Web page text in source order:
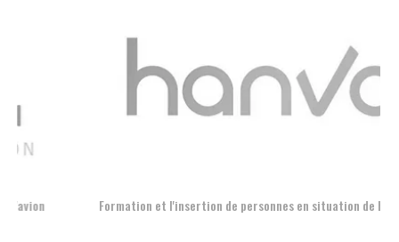
Formation et l'insertion de personnes en situation de handicap